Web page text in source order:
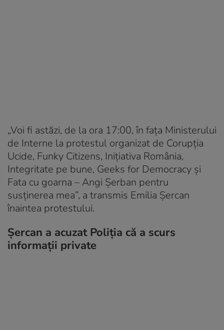
„Voi fi astăzi, de la ora 17:00, în fața Ministerului
de Interne la protestul organizat de Corupția
Ucide, Funky Citizens, Inițiativa România,
Integritate pe bune, Geeks for Democracy și
Fata cu goarna – Angi Șerban pentru
susținerea mea”, a transmis Emilia Șercan
înaintea protestului.
Șercan a acuzat Poliția că a scurs
informații private